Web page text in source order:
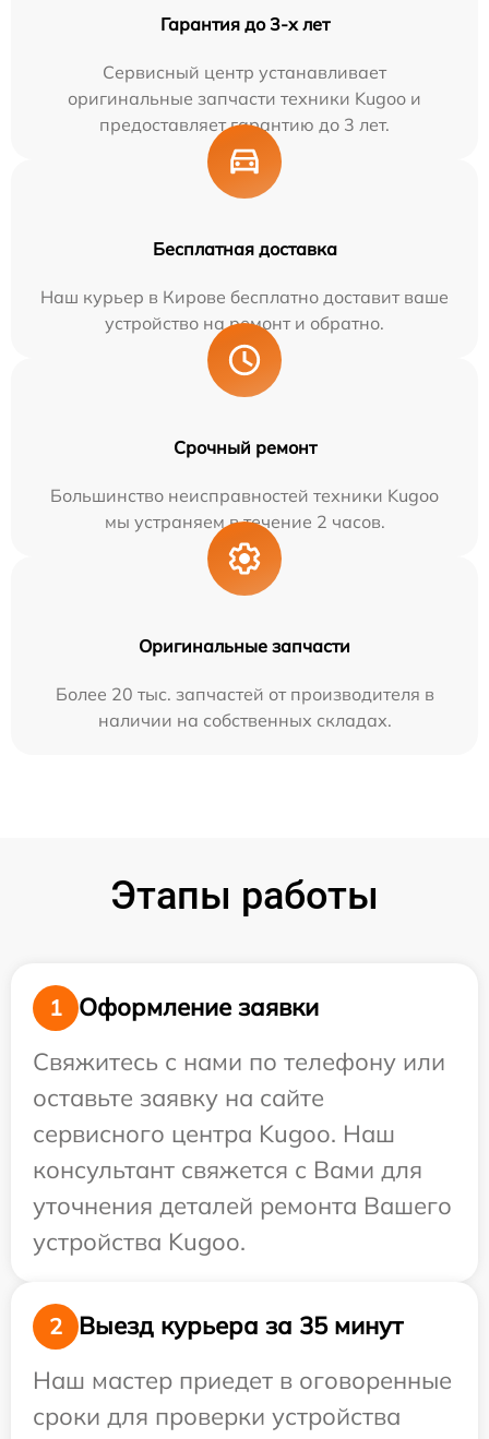
Гарантия до 3-х лет
Сервисный центр устанавливает
оригинальные запчасти техники Kugoo и
предоставляет гарантию до 3 лет.
Бесплатная доставка
Наш курьер в Кирове бесплатно доставит ваше
устройство на ремонт и обратно.
Срочный ремонт
Большинство неисправностей техники Kugoo
мы устраняем в течение 2 часов.
Оригинальные запчасти
Более 20 тыс. запчастей от производителя в
наличии на собственных складах.
Этапы работы
1
Оформление заявки
Свяжитесь с нами по телефону или
оставьте заявку на сайте
сервисного центра Kugoo. Наш
консультант свяжется с Вами для
уточнения деталей ремонта Вашего
устройства Kugoo.
2
Выезд курьера за 35 минут
Наш мастер приедет в оговоренные
сроки для проверки устройства